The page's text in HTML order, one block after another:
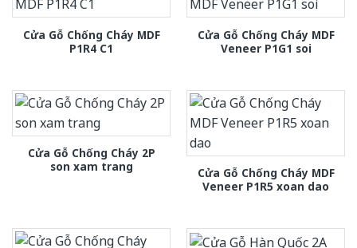
Cửa Gỗ Chống Cháy MDF
P1R4 C1
Cửa Gỗ Chống Cháy MDF
Veneer P1G1 soi
Cửa Gỗ Chống Cháy 2P
son xam trang
Cửa Gỗ Chống Cháy MDF
Veneer P1R5 xoan dao